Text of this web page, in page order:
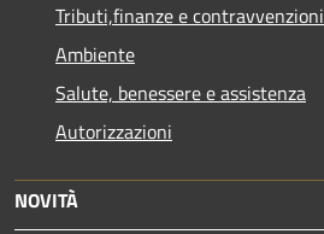
Tributi,finanze e contravvenzioni
Ambiente
Salute, benessere e assistenza
Autorizzazioni
NOVITÀ